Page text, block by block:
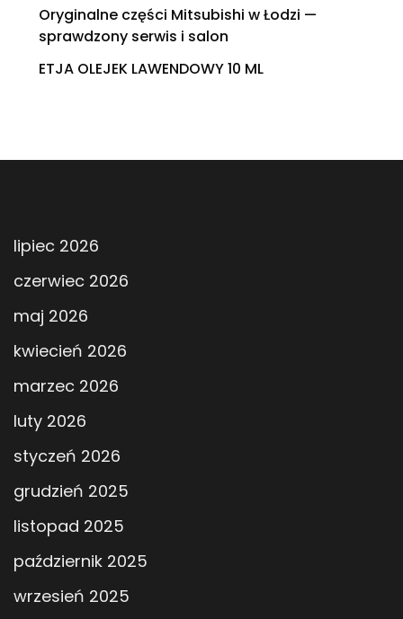
Oryginalne części Mitsubishi w Łodzi —
sprawdzony serwis i salon
ETJA OLEJEK LAWENDOWY 10 ML
lipiec 2026
czerwiec 2026
maj 2026
kwiecień 2026
marzec 2026
luty 2026
styczeń 2026
grudzień 2025
listopad 2025
październik 2025
wrzesień 2025